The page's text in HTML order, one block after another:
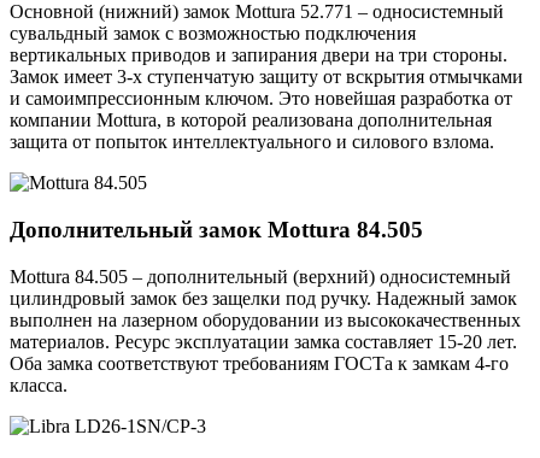
Основной (нижний) замок Mottura 52.771 – односистемный
сувальдный замок с возможностью подключения
вертикальных приводов и запирания двери на три стороны.
Замок имеет 3-х ступенчатую защиту от вскрытия отмычками
и самоимпрессионным ключом. Это новейшая разработка от
компании Mottura, в которой реализована дополнительная
защита от попыток интеллектуального и силового взлома.
Дополнительный замок Mottura 84.505
Mottura 84.505 – дополнительный (верхний) односистемный
цилиндровый замок без защелки под ручку. Надежный замок
выполнен на лазерном оборудовании из высококачественных
материалов. Ресурс эксплуатации замка составляет 15-20 лет.
Оба замка соответствуют требованиям ГОСТа к замкам 4-го
класса.